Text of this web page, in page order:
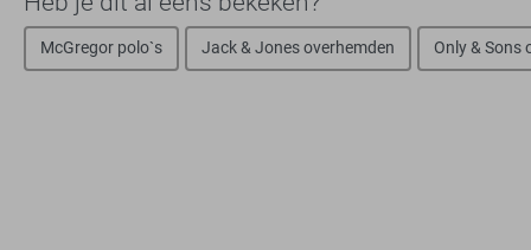
McGregor polo`s Jack & Jones overhemden Only & Sons